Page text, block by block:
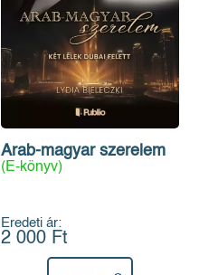
Arab-magyar szerelem
(E-könyv)
Eredeti ár:
2 000 Ft